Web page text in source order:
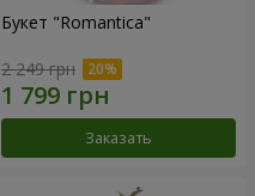
Букет "Romantica"
2 249 грн
Заказать